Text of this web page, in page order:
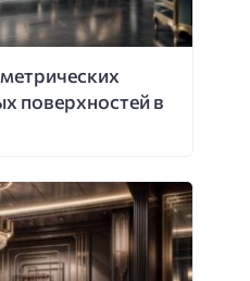
поверхностей в